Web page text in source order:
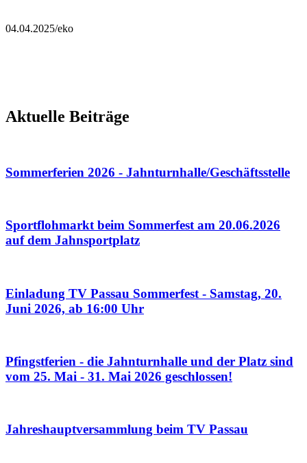
04.04.2025/eko
Aktuelle Beiträge
Sommerferien 2026 - Jahnturnhalle/Geschäftsstelle
Sportflohmarkt beim Sommerfest am 20.06.2026
auf dem Jahnsportplatz
Einladung TV Passau Sommerfest - Samstag, 20.
Juni 2026, ab 16:00 Uhr
Pfingstferien - die Jahnturnhalle und der Platz sind
vom 25. Mai - 31. Mai 2026 geschlossen!
Jahreshauptversammlung beim TV Passau